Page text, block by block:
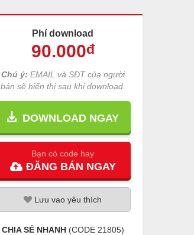
Phí download
90.000đ
Chú ý: EMAIL và SĐT của người
bán sẽ hiển thị sau khi download.
DOWNLOAD NGAY
Bạn có code hay
ĐĂNG BÁN NGAY
Lưu vao yêu thích
CHIA SẺ NHANH(CODE 21805)